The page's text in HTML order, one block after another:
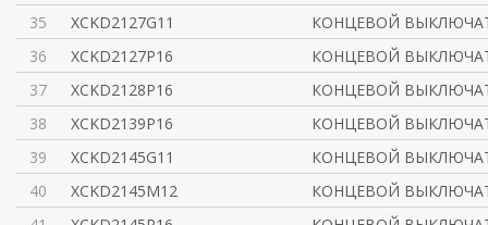
35
XCKD2127G11
КОНЦЕВОЙ
36
XCKD2127P16
КОНЦЕВОЙ
37
XCKD2128P16
КОНЦЕВОЙ
38
XCKD2139P16
КОНЦЕВОЙ
39
XCKD2145G11
КОНЦЕВОЙ
40
XCKD2145M12
КОНЦЕВОЙ